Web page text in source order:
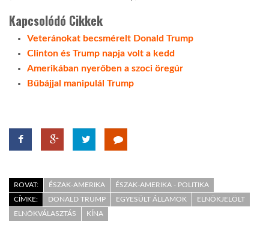
Kapcsolódó Cikkek
Veteránokat becsmérelt Donald Trump
Clinton és Trump napja volt a kedd
Amerikában nyerőben a szoci öregúr
Bűbájjal manipulál Trump
ROVAT: ÉSZAK-AMERIKA
ÉSZAK-AMERIKA - POLITIKA
CÍMKE:
DONALD TRUMP EGYESÜLT ÁLLAMOK
ELNÖKJELÖLT
ELNÖKVÁLASZTÁS
KÍNA